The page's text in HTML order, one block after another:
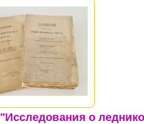
"Исследования о